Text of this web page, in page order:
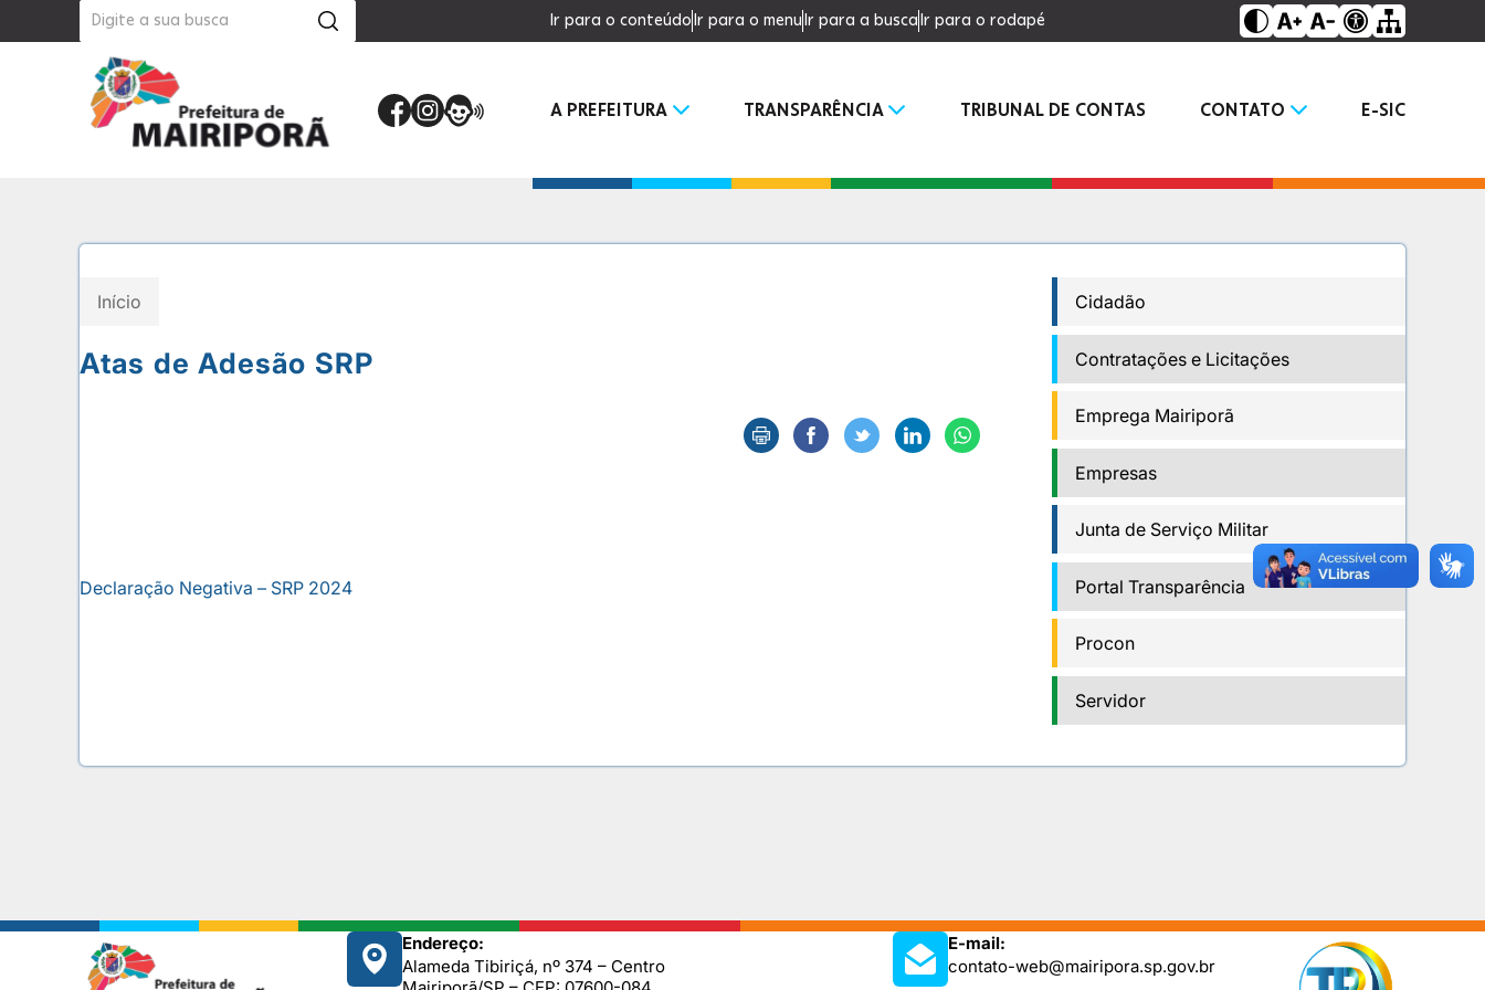
Ir para o conteúdoIr para o menuIr para a buscaIr para o rodapé
A PREFEITURA TRANSPARÊNCIA TRIBUNAL DE CONTAS CONTATO E-SIC
Início
Atas de Adesão SRP
Declaração Negativa – SRP 2024
Cidadão
Contratações e Licitações
Emprega Mairiporã
Empresas
Junta de Serviço Militar
Portal Transparência
Procon
Servidor
Endereço:
Alameda Tibiriçá, nº 374 – Centro
E-mail:
contato-web@mairipora.sp.gov.br